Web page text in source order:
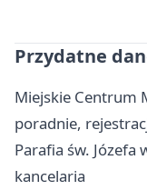
Przydatne
Miejskie Centrum
poradnie,
Parafia św. Józefa
kancelaria